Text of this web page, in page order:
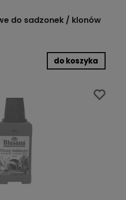
do sadzonek / klonów
do koszyka